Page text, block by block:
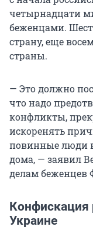
четырнадцати
беженцами.
страну, еще
страны.
— Это должно
что надо
конфликты,
искоренять
повинные люди
дома, — заявил
делам беженцев
Конфискация
Украине